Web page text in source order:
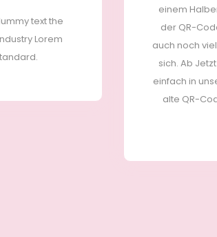
text the
Lorem
einem
der QR-
auch noch
sich. Ab
einfach in
alte QR-